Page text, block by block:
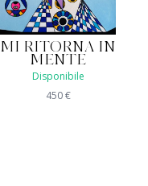
MI RITORNA IN
MENTE
Disponibile
450€